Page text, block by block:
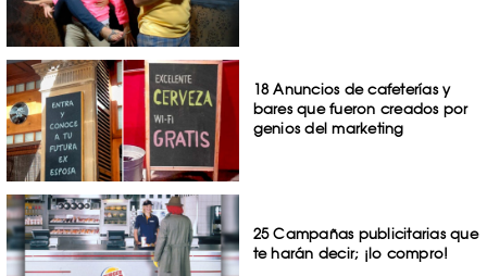
18 Anuncios de cafeterías y
bares que fueron creados por
genios del marketing
25 Campañas publicitarias que
te harán decir; ¡lo compro!